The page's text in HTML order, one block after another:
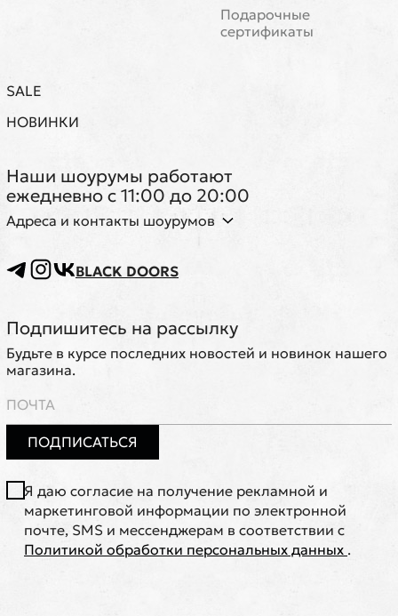
Подарочные
сертификаты
SALE
НОВИНКИ
Наши шоурумы работают
ежедневно с 11:00 до 20:00
Адреса и контакты шоурумов
BLACK DOORS
Подпишитесь на рассылку
Будьте в курсе последних новостей и новинок нашего
магазина.
ПОДПИСАТЬСЯ
Я даю согласие на получение рекламной и
маркетинговой информации по электронной
почте, SMS и мессенджерам в соответствии с
Политикой обработки персональных данных .